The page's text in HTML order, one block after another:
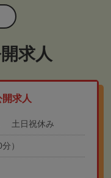
求人
求人
土日祝休み
）